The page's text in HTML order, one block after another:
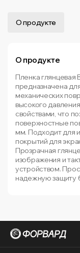
О продукте
О продукте
Пленка глянцевая
предназначена
механических
высокого
свойствами, что
поверхностные
мм. Подходит для
покрытий для
Прозрачная
изображения и
устройством.
надежную защиту